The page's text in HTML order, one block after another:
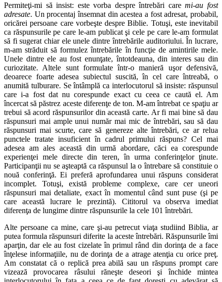
Permiteţi-mi să insist: este vorba despre întrebări caremi-au fost
adresate. Un procentaj însemnat din acestea a fost adresat, probabil,
oricărei persoane care vorbeşte despre Biblie. Totuşi, este inevitabil
ca răspunsurile pe care le-am publicat şi cele pe care le-am formulat
să fi sugerat chiar ele unele dintre întrebările auditoriului. În lucrare,
m-am străduit să formulez întrebările în funcţie de amintirile mele.
Unele dintre ele au fost enunţate, întotdeauna, din interes sau din
curiozitate. Altele sunt formulate într-o manieră uşor defensivă,
deoarece foarte adesea subiectul suscită, în cel care întreabă, o
anumită tulburare. Se întâmplă ca interlocutorul să insiste: răspunsul
care i-a fost dat nu corespunde exact cu ceea ce caută el. Am
încercat să păstrez aceste diferenţe de ton. M-am întrebat ce spaţiu ar
trebui să acord răspunsurilor din această carte. Ar fi mai bine să dau
răspunsuri mai ample unui număr mai mic de întrebări, sau să dau
răspunsuri mai scurte, care să genereze alte întrebări, ce ar relua
punctele tratate insuficient în cadrul primului răspuns? Cel mai
adesea am ales această din urmă abordare, căci ea corespunde
experienţei mele directe din teren, în urma conferinţelor ţinute.
Participanţii nu se aşteaptă ca răspunsul la o întrebare să constituie o
nouă conferinţă. Ei preferă aprofundarea unui răspuns considerat
incomplet. Totuşi, există probleme complexe, care cer uneori
răspunsuri mai detaliate, exact în momentul când sunt puse (şi pe
care această lucrare le prezintă). Cititorul va observa imediat
diferenţa de lungime dintre răspunsurile la cele 101 întrebări.
Alte persoane ca mine, care şi-au petrecut viaţa studiind Biblia, ar
putea formula răspunsuri diferite la aceste întrebări. Răspunsurile îmi
aparţin, dar ele au fost cizelate în primul rând din dorinţa de a face
înţelese informaţiile, nu de dorinţa de a atrage atenţia cu orice preţ.
Am constatat că o replică prea abilă sau un răspuns prompt care
vizează provocarea râsului răneşte deseori şi închide mintea